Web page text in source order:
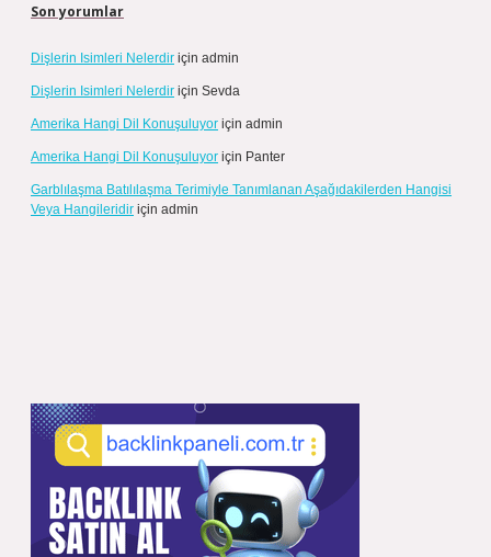
Son yorumlar
Dişlerin Isimleri Nelerdir için admin
Dişlerin Isimleri Nelerdir için Sevda
Amerika Hangi Dil Konuşuluyor için admin
Amerika Hangi Dil Konuşuluyor için Panter
Garblılaşma Batılılaşma Terimiyle Tanımlanan Aşağıdakilerden Hangisi
Veya Hangileridir için admin